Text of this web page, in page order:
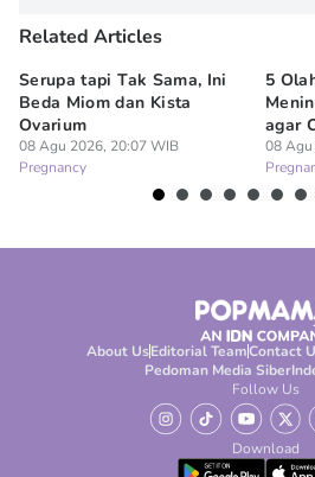
Related Articles
Serupa tapi Tak Sama, Ini
Beda Miom dan Kista
Ovarium
08 Agu 2026, 20:07 WIB
Pregnancy
5
agar
08
About UsEditorial TeamContact
Pedoman Media Siber
Follow Us
Download